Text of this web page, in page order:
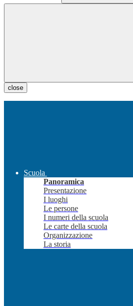
close
Scuola
Panoramica
Presentazione
I luoghi
Le persone
I numeri della scuola
Le carte della scuola
Organizzazione
La storia